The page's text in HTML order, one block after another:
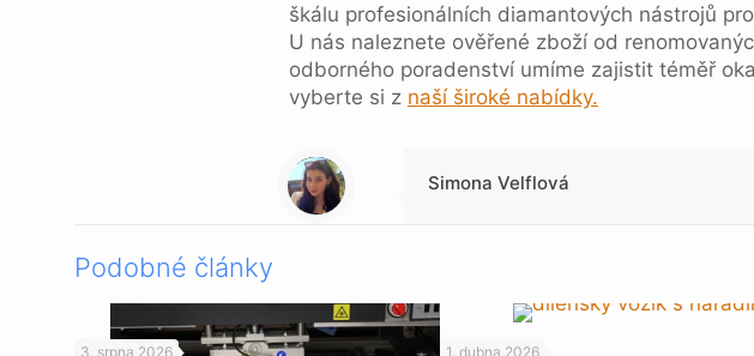
škálu profesionálních diamantových nástrojů
U nás naleznete ověřené zboží od
odborného poradenství umíme zajistit téměř
vyberte si z naší široké nabídky.
Warning
: Trying to access array offset on null in
/data/1/4/149a9a91-3acc-4306-8eec-62104a76cbc2/skica.online/web/wp-content/themes/betheme-child/includes/content-single.php
on line
286
Simona Velflová
Podobné články
3. srpna 2026 1. dubna 2026